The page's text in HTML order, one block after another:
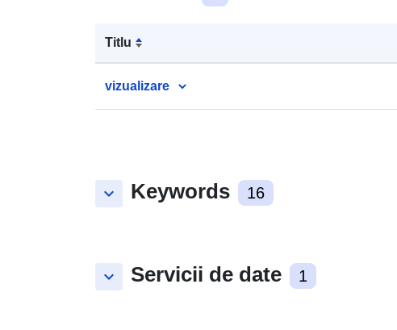
Titlu
vizualizare
keyboard_arrow_down Keywords 16
keyboard_arrow_down Servicii de date 1